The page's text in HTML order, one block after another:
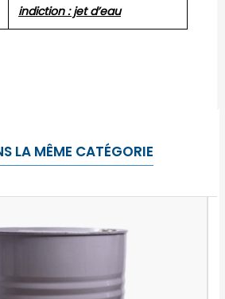
indiction : jet d’eau
LA MÊME CATÉGORIE